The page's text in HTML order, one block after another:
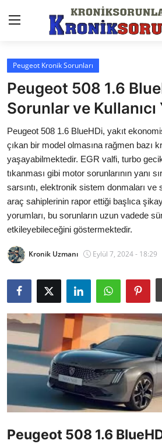
Anasayfa
Markalar
İletişim
Trafik & Cezalar
Sigorta & Kasko
Vergi & ÖTV & MTV
Muayene & Ruhsat
Sorgulamalar
İkinci El & Alım-Satım
Bakım & Arıza Çözümleri
Elektrikli & Hibrit
Kiralama & Filo
Sürüş & Güvenlik
Lastik & Jant
Yağlar & Sıvılar
Peugeot Kronik Sorunları
Peugeot 508 1.6
Sorunlar ve Kullanıcı
Peugeot 508 1.6 BlueHDi, yakıt
çıkan bir model olmasına rağmen bazı
yaşayabilmektedir. EGR valfi, turbo
tıkanması gibi motor sorunlarının yanı
sarsıntı, elektronik sistem donmaları
araç sahiplerinin rapor ettiği başlıca
yorumları, bu sorunların uzun vadede
etkileyebileceğini göstermektedir.
Kronik Uzmanı Eylül 7, 2024 - 18:29
Peugeot 508 1.6